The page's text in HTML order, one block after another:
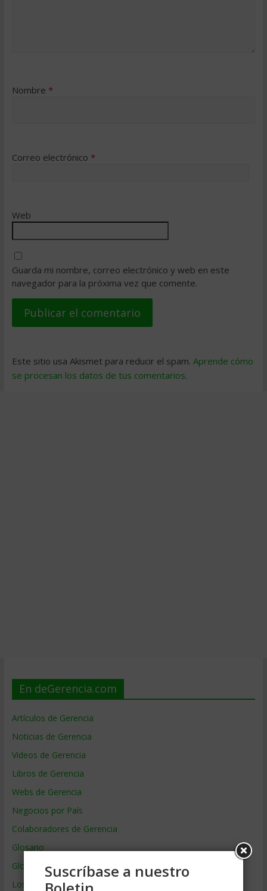
Nombre *
Correo electrónico *
Web
Guarda mi nombre, correo electrónico y web en este
navegador para la próxima vez que comente.
Este sitio usa Akismet para reducir el spam. Aprende cómo
se procesan los datos de tus comentarios.
En deGerencia.com
Artículos de Gerencia
Noticias de Gerencia
Videos de Gerencia
Libros de Gerencia
Webs de Gerencia
Negocios por País
Colaboradores de Gerencia
Glosario
Glosario Inglés – Español
Los mejores MBA
Suscríbase a nuestro